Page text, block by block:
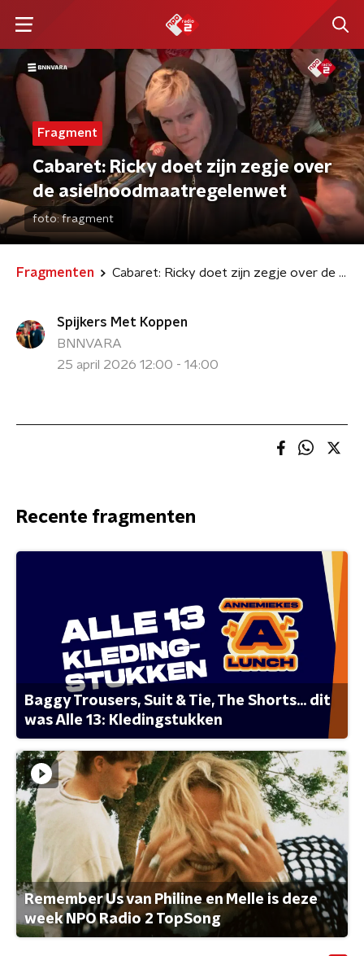
Fragment
Cabaret: Ricky doet zijn zegje over
de asielnoodmaatregelenwet
foto: fragment
Fragmenten Cabaret: Ricky doet zijn zegje over de asielnoodmaatregelenwet
Spijkers Met Koppen
BNNVARA
25 april 2026 12:00 - 14:00
Recente fragmenten
Baggy Trousers, Suit & Tie, The Shorts... dit
was Alle 13: Kledingstukken
Remember Us van Philine en Melle is deze
week NPO Radio 2 TopSong